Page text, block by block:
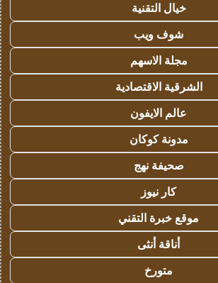
خيال التقنية
شوف ويب
مجلة الاسهم
الشرقية الاقتصادية
عالم الايفون
مدونة كوكان
صحيفة نهج
كار نيوز
موقع خبرة التقني
أناقة أنثى
متورخ